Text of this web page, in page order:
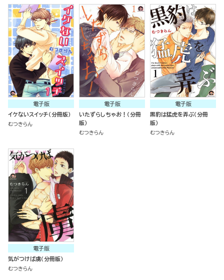
電子版
イケないスイッチ（分冊版）
むつきらん
電子版
いたずらしちゃお！（分冊
版）
むつきらん
電子版
黒豹は猛虎を弄ぶ（分冊
版）
むつきらん
電子版
気がつけば虜（分冊版）
むつきらん